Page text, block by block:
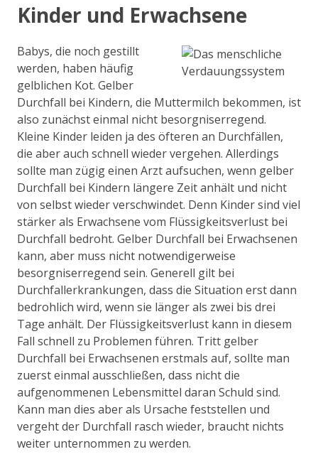
Kinder und Erwachsene
Babys, die noch gestillt
werden, haben häufig
gelblichen Kot. Gelber
Durchfall bei Kindern, die Muttermilch bekommen, ist
also zunächst einmal nicht besorgniserregend.
Kleine Kinder leiden ja des öfteren an Durchfällen,
die aber auch schnell wieder vergehen. Allerdings
sollte man zügig einen Arzt aufsuchen, wenn gelber
Durchfall bei Kindern längere Zeit anhält und nicht
von selbst wieder verschwindet. Denn Kinder sind viel
stärker als Erwachsene vom Flüssigkeitsverlust bei
Durchfall bedroht. Gelber Durchfall bei Erwachsenen
kann, aber muss nicht notwendigerweise
besorgniserregend sein. Generell gilt bei
Durchfallerkrankungen, dass die Situation erst dann
bedrohlich wird, wenn sie länger als zwei bis drei
Tage anhält. Der Flüssigkeitsverlust kann in diesem
Fall schnell zu Problemen führen. Tritt gelber
Durchfall bei Erwachsenen erstmals auf, sollte man
zuerst einmal ausschließen, dass nicht die
aufgenommenen Lebensmittel daran Schuld sind.
Kann man dies aber als Ursache feststellen und
vergeht der Durchfall rasch wieder, braucht nichts
weiter unternommen zu werden.